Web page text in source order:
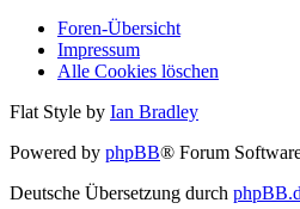
Foren-Übersicht
Impressum
Alle Cookies löschen
Flat Style by Ian Bradley
Powered by phpBB® Forum
Deutsche Übersetzung durch